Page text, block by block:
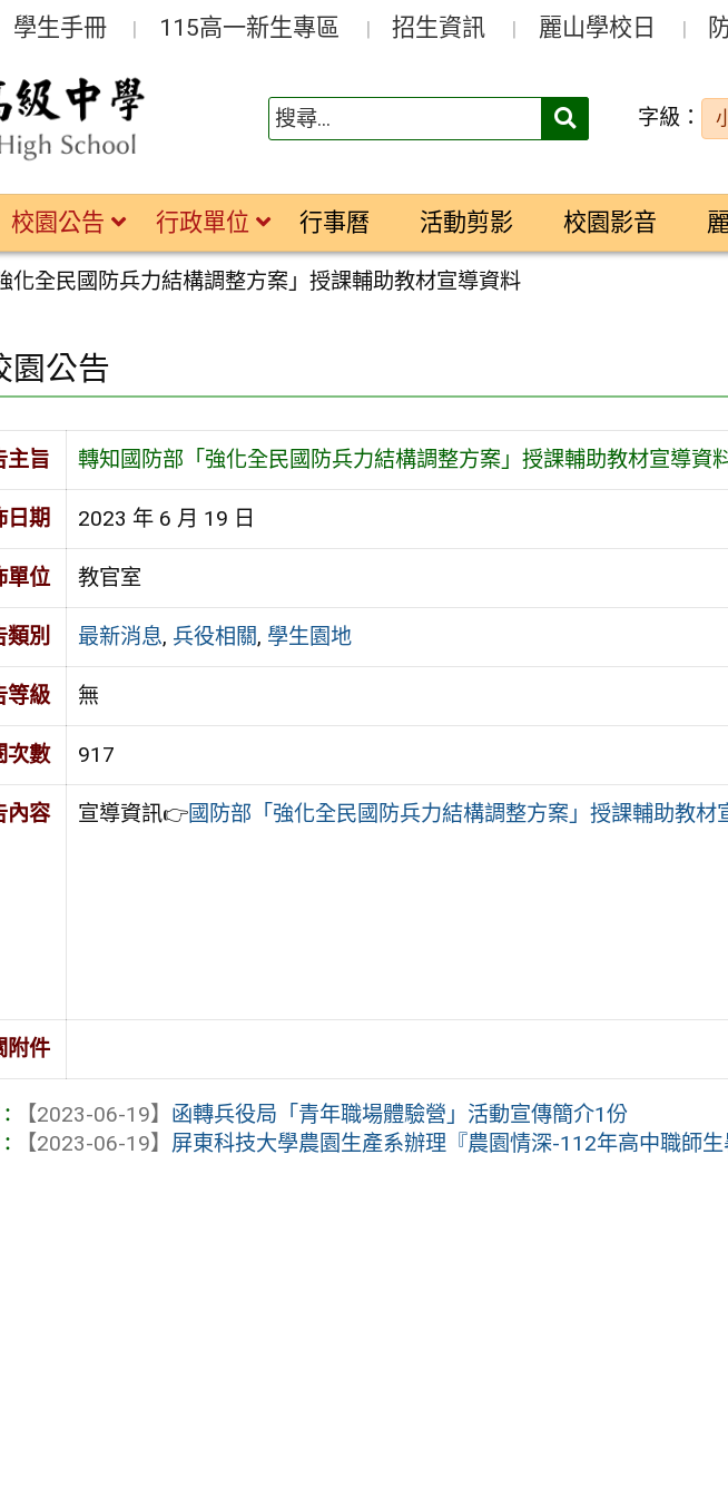
學生手冊 115高一新生專區 招生資訊 麗山學校日
搜
字級：
校園公告 行政單位 行事曆 活動剪影 校園影音
化全民國防兵力結構調整方案」授課輔助教材宣導資料
園公告
主旨 轉知國防部「強化全民國防兵力結構調整方案」授課輔助教材宣導資
日期 2023 年 6 月 19 日
單位 教官室
類別 最新消息, 兵役相關, 學生園地
等級 無
次數 917
內容 宣導資訊👉國防部「強化全民國防兵力結構調整方案」授課輔助教材
附件
【2023-06-19】 函轉兵役局「青年職場體驗營」活動宣傳簡介1份
【2023-06-19】 屏東科技大學農園生產系辦理『農園情深-112年高中職師生